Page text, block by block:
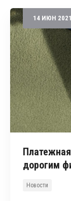
14 ИЮН 2021
дорогим
Новости